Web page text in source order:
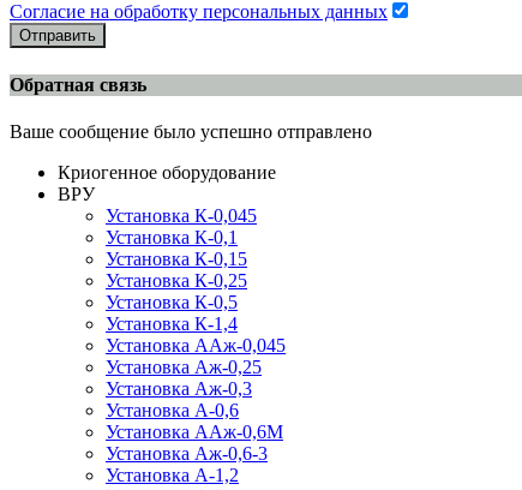
Согласие на обработку персональных данных
Отправить
Обратная связь
Ваше сообщение было успешно отправлено
Криогенное оборудование
ВРУ
Установка К-0,045
Установка К-0,1
Установка К-0,15
Установка К-0,25
Установка К-0,5
Установка К-1,4
Установка ААж-0,045
Установка Аж-0,25
Установка Аж-0,3
Установка А-0,6
Установка ААж-0,6М
Установка Аж-0,6-3
Установка А-1,2